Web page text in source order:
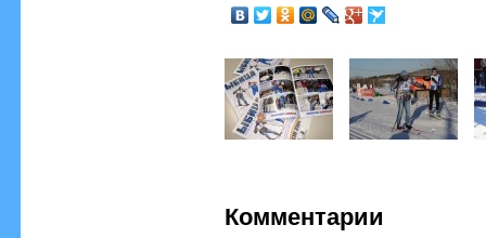
Комментарии